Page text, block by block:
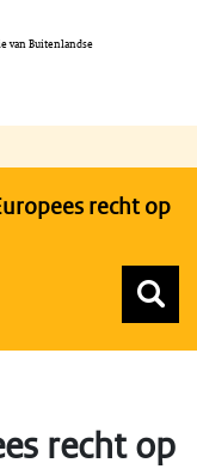
van Buitenlandse
recht op
recht op